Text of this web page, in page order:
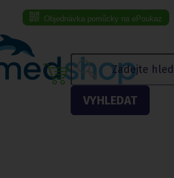
Objednávka pomůcky na ePoukaz
VYHLEDAT